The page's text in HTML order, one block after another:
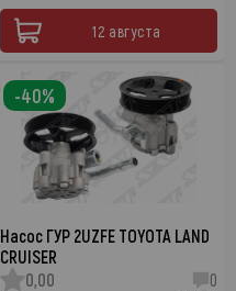
12 августа
Насос ГУР 2UZFE TOYOTA LAND
CRUISER
0,00
0
-40%